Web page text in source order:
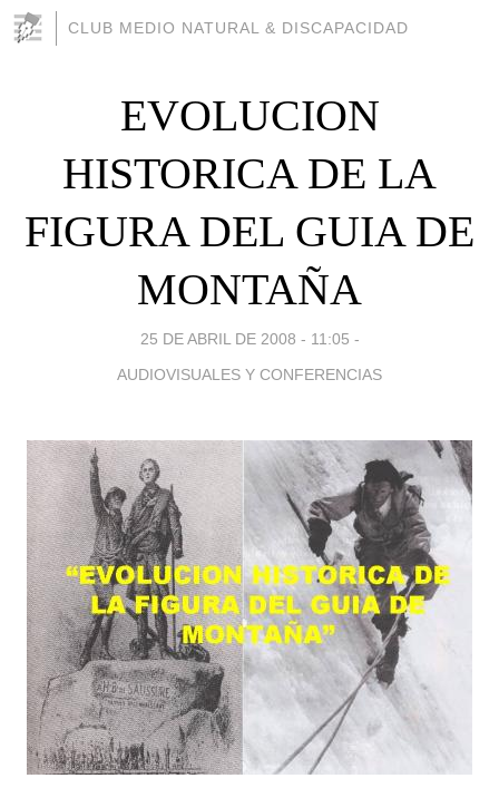
CLUB MEDIO NATURAL & DISCAPACIDAD
EVOLUCION
HISTORICA DE LA
FIGURA DEL GUIA DE
MONTAÑA
25 DE ABRIL DE 2008 - 11:05 -
AUDIOVISUALES Y CONFERENCIAS